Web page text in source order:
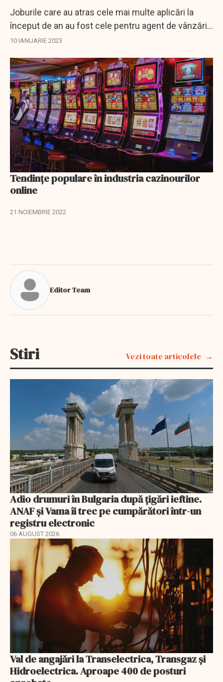
Joburile care au atras cele mai multe aplicări la
început de an au fost cele pentru agent de vânzări
remote, junior banker, operator introducere date,
10 IANUARIE 2023
Tendințe populare în industria cazinourilor
online
21 NOIEMBRIE 2022
Editor Team
Stiri Vezi toate articolele
Adio drumuri în Bulgaria după țigări ieftine.
ANAF și Vama îi trec pe cumpărători într-un
registru electronic
06 AUGUST 2026
Val de angajări la Transelectrica, Transgaz și
Hidroelectrica. Aproape 400 de posturi